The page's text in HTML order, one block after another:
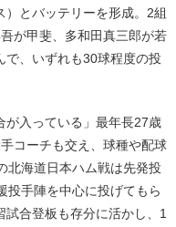
とバッテリーを形成。2組
が甲斐、多和田真三郎が若
で、いずれも30球程度の投
入っている」最年長27歳
コーチも交え、球種や配球
北海道日本ハム戦は先発投
投手陣を中心に投げてもら
合登板も存分に活かし、1